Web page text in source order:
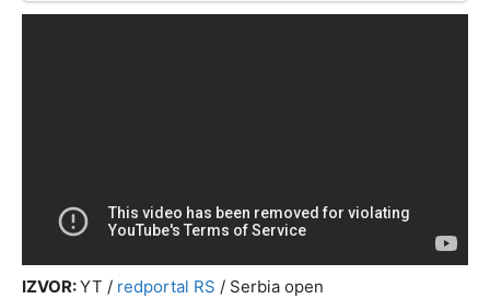
IZVOR:YT / redportal RS / Serbia open